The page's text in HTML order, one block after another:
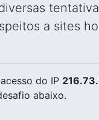
a sites
do IP
abaixo.